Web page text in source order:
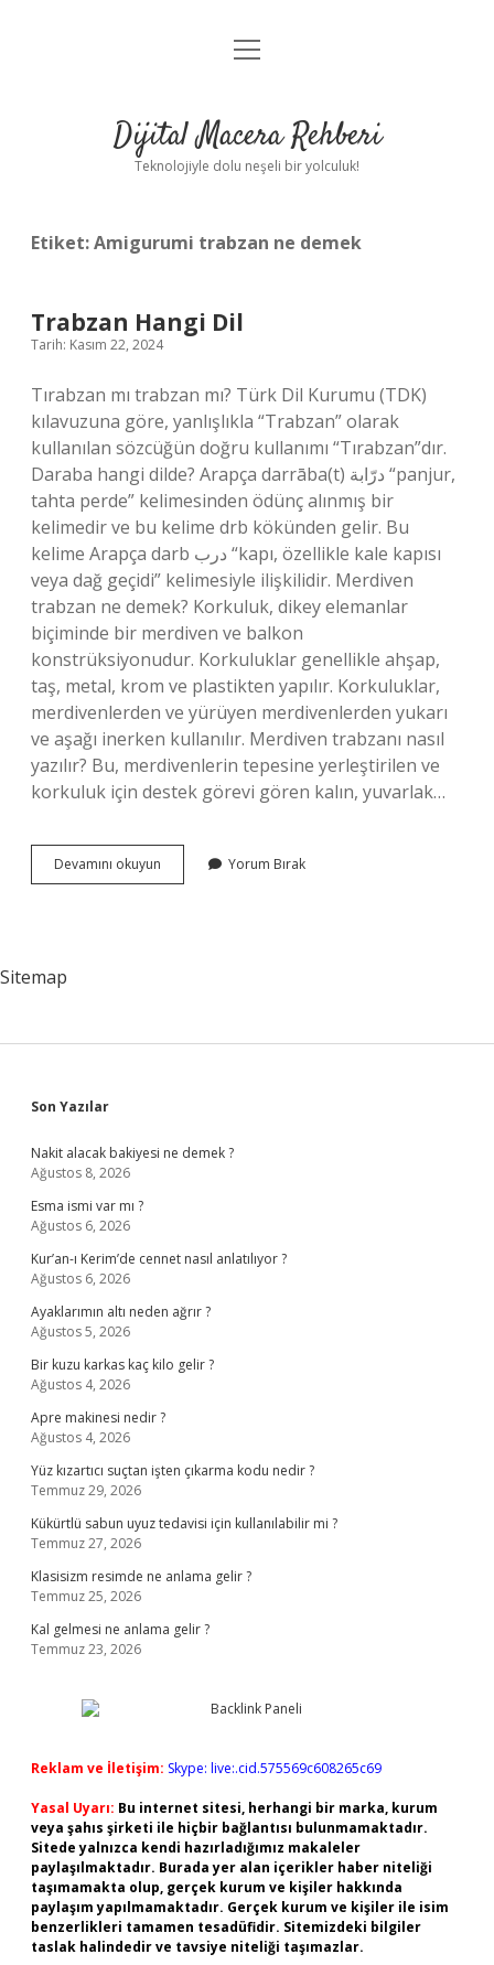
Anasayfa
Yasal Uyarı
menüyü
Dijital Macera Rehberi
Teknolojiyle dolu neşeli bir yolculuk!
Etiket:Amigurumi trabzan ne demek
Trabzan Hangi Dil
Tarih: Kasım 22, 2024
Tırabzan mı trabzan mı? Türk Dil Kurumu (TDK)
kılavuzuna göre, yanlışlıkla “Trabzan” olarak
kullanılan sözcüğün doğru kullanımı “Tırabzan”dır.
Daraba hangi dilde? Arapça darrāba(t) درّابة “panjur,
tahta perde” kelimesinden ödünç alınmış bir
kelimedir ve bu kelime drb kökünden gelir. Bu
kelime Arapça darb درب “kapı, özellikle kale kapısı
veya dağ geçidi” kelimesiyle ilişkilidir. Merdiven
trabzan ne demek? Korkuluk, dikey elemanlar
biçiminde bir merdiven ve balkon
konstrüksiyonudur. Korkuluklar genellikle ahşap,
taş, metal, krom ve plastikten yapılır. Korkuluklar,
merdivenlerden ve yürüyen merdivenlerden yukarı
ve aşağı inerken kullanılır. Merdiven trabzanı nasıl
yazılır? Bu, merdivenlerin tepesine yerleştirilen ve
korkuluk için destek görevi gören kalın, yuvarlak…
Devamını okuyun Trabzan
Hangi
Yorum Bırak
Sitemap
Sidebar
Son Yazılar
Nakit alacak bakiyesi ne demek ?
Ağustos 8, 2026
Esma ismi var mı ?
Ağustos 6, 2026
Kur’an-ı Kerim’de cennet nasıl anlatılıyor ?
Ağustos 6, 2026
Ayaklarımın altı neden ağrır ?
Ağustos 5, 2026
Bir kuzu karkas kaç kilo gelir ?
Ağustos 4, 2026
Apre makinesi nedir ?
Ağustos 4, 2026
Yüz kızartıcı suçtan işten çıkarma kodu nedir ?
Temmuz 29, 2026
Kükürtlü sabun uyuz tedavisi için kullanılabilir mi ?
Temmuz 27, 2026
Klasisizm resimde ne anlama gelir ?
Temmuz 25, 2026
Kal gelmesi ne anlama gelir ?
Temmuz 23, 2026
Reklam ve İletişim: Skype: live:.cid.575569c608265c69
Yasal Uyarı: Bu internet sitesi, herhangi bir marka, kurum
veya şahıs şirketi ile hiçbir bağlantısı bulunmamaktadır.
Sitede yalnızca kendi hazırladığımız makaleler
paylaşılmaktadır. Burada yer alan içerikler haber niteliği
taşımamakta olup, gerçek kurum ve kişiler hakkında
paylaşım yapılmamaktadır. Gerçek kurum ve kişiler ile isim
benzerlikleri tamamen tesadüfidir. Sitemizdeki bilgiler
taslak halindedir ve tavsiye niteliği taşımazlar.